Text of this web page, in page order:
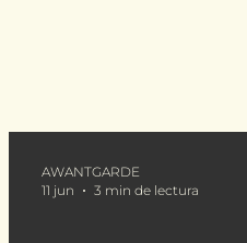
AWANTGARDE
11 jun
3 min de lectura